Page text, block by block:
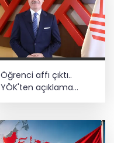
Öğrenci affı çıktı..
YÖK'ten açıklama